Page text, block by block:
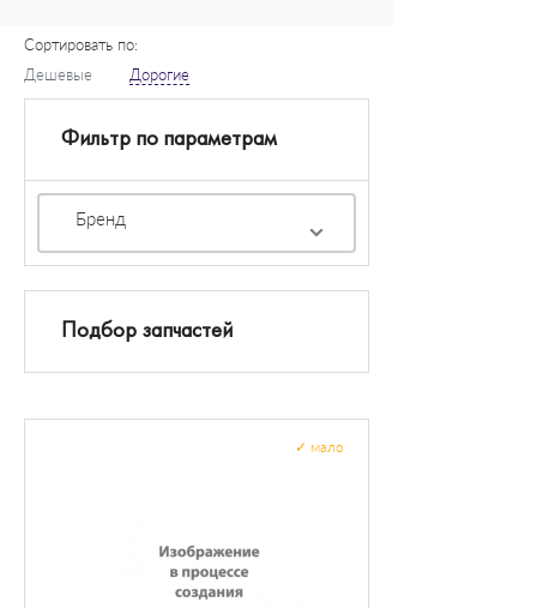
Сортировать по:
Дешевые
Дорогие
мало
Фильтр по параметрам
Бренд
Подбор запчастей